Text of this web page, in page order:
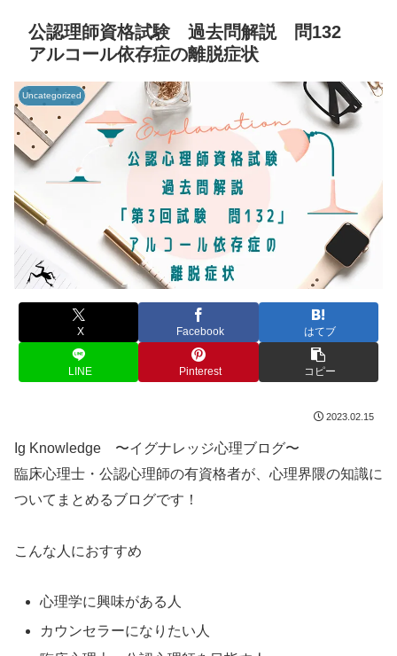
公認理師資格試験 過去問解説 問132
アルコール依存症の離脱症状
Uncategorized
X Facebook はてブ
LINE Pinterest コピー
2023.02.15
Ig Knowledge 〜イグナレッジ心理ブログ〜
臨床心理士・公認心理師の有資格者が、心理界隈の知識に
ついてまとめるブログです！
こんな人におすすめ
心理学に興味がある人
カウンセラーになりたい人